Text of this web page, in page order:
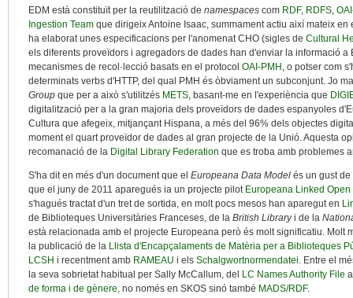
EDM està constituït per la reutilització de namespaces com RDF, RDFS,
Ingestion Team que dirigeix ​​Antoine Isaac, summament actiu així mateix en
ha elaborat unes especificacions per l'anomenat CHO (sigles de Cultural
els diferents proveïdors i agregadors de dades han d'enviar la informació
mecanismes de recol·lecció basats en el protocol OAI-PMH , o potser com
determinats verbs d'HTTP, del qual PMH és òbviament un subconjunt. Jo
Group que per a això s'utilitzés METS, basant-me en l'experiència que
digitalització per a la gran majoria dels proveïdors de dades espanyoles
Cultura que afegeix, mitjançant Hispana, a més del 96% dels objectes
moment el quart proveïdor de dades al gran projecte de la Unió. Aquesta
recomanació de la Digital Library Federation que es troba amb problemes
S'ha dit en més d'un document que el Europeana Data Model és un gust de
que el juny de 2011 aparegués ia un projecte pilot Europeana Linked
s'hagués tractat d'un tret de sortida, en molt pocs mesos han aparegut en
de Biblioteques Universitàries Franceses, de la British Libraryi de la
està relacionada amb el projecte Europeana però és molt significatiu. Molt
la publicació de la Llista d'Encapçalaments de Matèria per a Biblioteques
LCSH i recentment amb RAMEAU i els Schalgwortnormendatei. Entre el
la seva sobrietat habitual per Sally McCallum, del
LC Names Authority File
de forma i de gènere, no només en SKOS sinó també MADS/RDF.